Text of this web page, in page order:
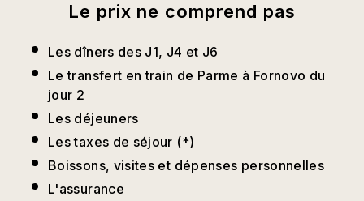
Le prix ne comprend pas
Les dîners des J1, J4 et J6
Le transfert en train de Parme à Fornovo du
jour 2
Les déjeuners
Les taxes de séjour (*)
Boissons, visites et dépenses personnelles
L'assurance